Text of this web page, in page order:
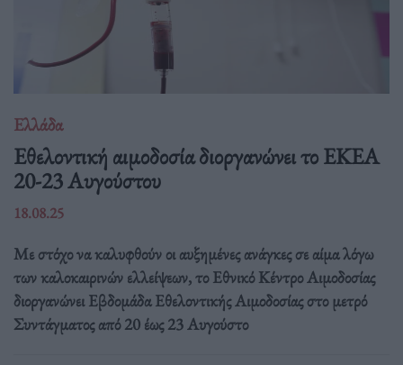
Ελλάδα
Eθελοντική αιμοδοσία διοργανώνει το ΕΚΕΑ
20-23 Αυγούστου
18.08.25
Με στόχο να καλυφθούν οι αυξημένες ανάγκες σε αίμα λόγω
των καλοκαιρινών ελλείψεων, το Εθνικό Κέντρο Αιμοδοσίας
διοργανώνει Εβδομάδα Εθελοντικής Αιμοδοσίας στο μετρό
Συντάγματος από 20 έως 23 Αυγούστο